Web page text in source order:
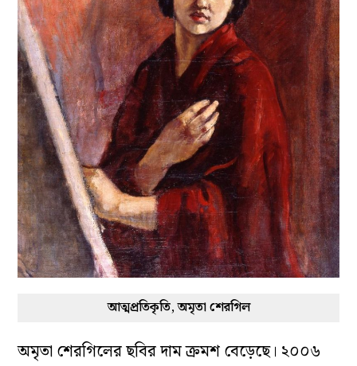
আত্মপ্রতিকৃতি, অমৃতা শেরগিল
অমৃতা শেরগিলের ছবির দাম ক্রমশ বেড়েছে। ২০০৬